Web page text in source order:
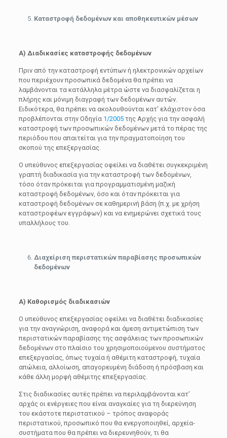
Καταστροφή δεδομένων και αποθηκευτικών μέσων
Α) Διαδικασίες καταστροφής δεδομένων
Πριν από την καταστροφή εντύπων ή ηλεκτρονικών αρχείων
που περιέχουν προσωπικά δεδομένα θα πρέπει να
λαμβάνονται τα κατάλληλα μέτρα ώστε να διασφαλίζεται η
πλήρης και μόνιμη διαγραφή των δεδομένων αυτών.
Ειδικότερα, θα πρέπει να ακολουθούνται κατ’ ελάχιστον όσα
προβλέπονται στην Οδηγία 1/2005της Αρχής για την ασφαλή
καταστροφή των προσωπικών δεδομένων μετά το πέρας της
περιόδου που απαιτείται για την πραγματοποίηση του
σκοπού της επεξεργασίας.
Ο υπεύθυνος επεξεργασίας οφείλει να διαθέτει συγκεκριμένη
γραπτή διαδικασία για την καταστροφή των δεδομένων,
τόσο όταν πρόκειται για προγραμματισμένη μαζική
καταστροφή δεδομένων, όσο και όταν πρόκειται για
καταστροφή δεδομένων σε καθημερινή βάση (π.χ. με χρήση
καταστροφέων εγγράφων) και να ενημερώνει σχετικά τους
υπαλλήλους του.
Διαχείριση περιστατικών παραβίασης προσωπικών
δεδομένων
Α) Καθορισμός διαδικασιών
Ο υπεύθυνος επεξεργασίας οφείλει να διαθέτει διαδικασίες
για την αναγνώριση, αναφορά και άμεση αντιμετώπιση των
περιστατικών παραβίασης της ασφάλειας των προσωπικών
δεδομένων στο πλαίσιο του χρησιμοποιούμενου συστήματος
επεξεργασίας, όπως τυχαία ή αθέμιτη καταστροφή, τυχαία
απώλεια, αλλοίωση, απαγορευμένη διάδοση ή πρόσβαση και
κάθε άλλη μορφή αθέμιτης επεξεργασίας.
Στις διαδικασίες αυτές πρέπει να περιλαμβάνονται κατ’
αρχάς οι ενέργειες που είναι αναγκαίες για τη διερεύνηση
του εκάστοτε περιστατικού – τρόπος αναφοράς
περιστατικού, προσωπικό που θα ενεργοποιηθεί, αρχεία-
συστήματα που θα πρέπει να διερευνηθούν, τι θα